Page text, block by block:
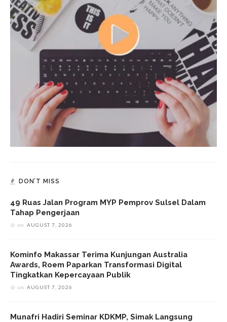
DON’T MISS
49 Ruas Jalan Program MYP Pemprov Sulsel Dalam
Tahap Pengerjaan
on AUGUST 7, 2026
Kominfo Makassar Terima Kunjungan Australia
Awards, Roem Paparkan Transformasi Digital
Tingkatkan Kepercayaan Publik
on AUGUST 7, 2026
Munafri Hadiri Seminar KDKMP, Simak Langsung